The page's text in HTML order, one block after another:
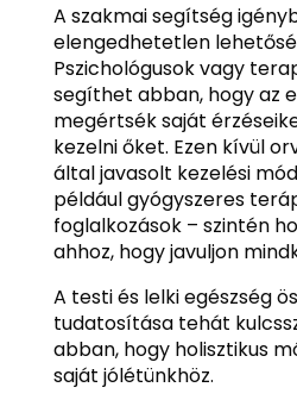
A szakmai segítség
elengedhetetlen
Pszichológusok vagy
segíthet abban, hogy az
megértsék saját
kezelni őket. Ezen kívül
által javasolt kezelési
például gyógyszeres
foglalkozások – szintén
ahhoz, hogy javuljon
A testi és lelki egészség
tudatosítása tehát
abban, hogy holisztikus
saját jólétünkhöz.